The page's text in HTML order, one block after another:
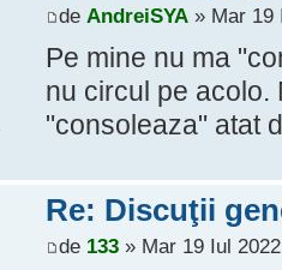
de AndreiSYA» Mar 19
Pe mine nu ma
nu circul pe acolo.
"consoleaza" atat
Re: Discuţii
de 133» Mar 19 Iul